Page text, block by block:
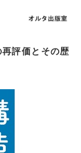
評価とその歴